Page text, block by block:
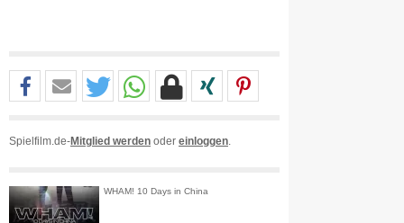
Spielfilm.de-Mitglied werden oder einloggen
WHAM! 10 Days in China